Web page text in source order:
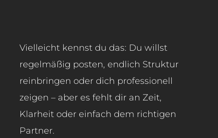
Vielleicht kennst du das: Du willst
regelmäßig posten, endlich Struktur
reinbringen oder dich professionell
zeigen – aber es fehlt dir an Zeit,
Klarheit oder einfach dem richtigen
Partner.